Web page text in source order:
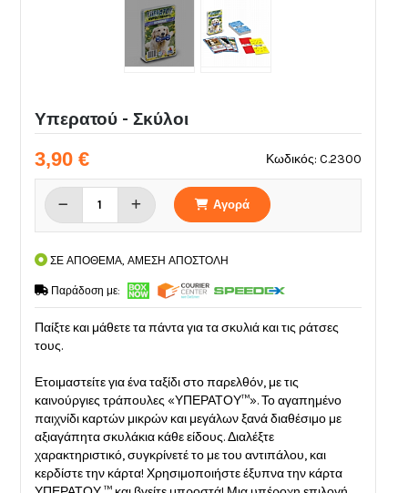
Υπερατού - Σκύλοι
Κωδικός: C.2300
3,90 €
Αγορά
ΣΕ ΑΠΟΘΕΜΑ, ΑΜΕΣΗ ΑΠΟΣΤΟΛΗ
Παράδοση με:
Παίξτε και μάθετε τα πάντα για τα σκυλιά και τις ράτσες
τους.
Ετοιμαστείτε για ένα ταξίδι στο παρελθόν, με τις
καινούργιες τράπουλες «ΥΠΕΡΑΤΟΥ™». Το αγαπημένο
παιχνίδι καρτών μικρών και μεγάλων ξανά διαθέσιμο με
αξιαγάπητα σκυλάκια κάθε είδους. Διαλέξτε
χαρακτηριστικό, συγκρίνετέ το με του αντιπάλου, και
κερδίστε την κάρτα! Χρησιμοποιήστε έξυπνα την κάρτα